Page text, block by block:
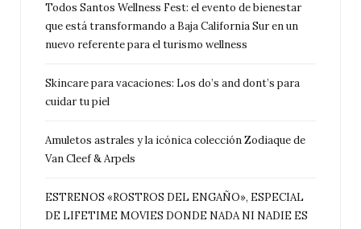
Todos Santos Wellness Fest: el evento de bienestar
que está transformando a Baja California Sur en un
nuevo referente para el turismo wellness
Skincare para vacaciones: Los do’s and dont’s para
cuidar tu piel
Amuletos astrales y la icónica colección Zodiaque de
Van Cleef & Arpels
ESTRENOS «ROSTROS DEL ENGAÑO», ESPECIAL
DE LIFETIME MOVIES DONDE NADA NI NADIE ES